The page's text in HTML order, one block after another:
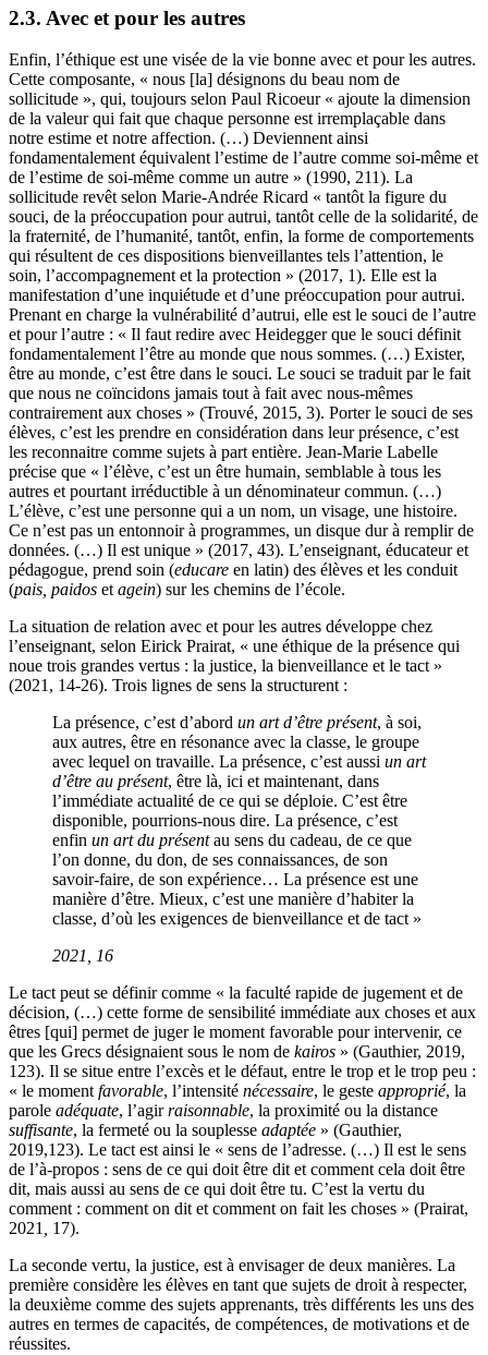
2.3. Avec et pour les autres
Enfin, l’éthique est une visée de la vie bonne avec et pour les autres.
Cette composante, « nous [la] désignons du beau nom de
sollicitude », qui, toujours selon Paul Ricoeur « ajoute la dimension
de la valeur qui fait que chaque personne est irremplaçable dans
notre estime et notre affection. (…) Deviennent ainsi
fondamentalement équivalent l’estime de l’autre comme soi-même et
de l’estime de soi-même comme un autre » (1990, 211). La
sollicitude revêt selon Marie-Andrée Ricard « tantôt la figure du
souci, de la préoccupation pour autrui, tantôt celle de la solidarité, de
la fraternité, de l’humanité, tantôt, enfin, la forme de comportements
qui résultent de ces dispositions bienveillantes tels l’attention, le
soin, l’accompagnement et la protection » (2017, 1). Elle est la
manifestation d’une inquiétude et d’une préoccupation pour autrui.
Prenant en charge la vulnérabilité d’autrui, elle est le souci de l’autre
et pour l’autre : « Il faut redire avec Heidegger que le souci définit
fondamentalement l’être au monde que nous sommes. (…) Exister,
être au monde, c’est être dans le souci. Le souci se traduit par le fait
que nous ne coïncidons jamais tout à fait avec nous-mêmes
contrairement aux choses » (Trouvé, 2015, 3). Porter le souci de ses
élèves, c’est les prendre en considération dans leur présence, c’est
les reconnaitre comme sujets à part entière. Jean-Marie Labelle
précise que « l’élève, c’est un être humain, semblable à tous les
autres et pourtant irréductible à un dénominateur commun. (…)
L’élève, c’est une personne qui a un nom, un visage, une histoire.
Ce n’est pas un entonnoir à programmes, un disque dur à remplir de
données. (…) Il est unique » (2017, 43). L’enseignant, éducateur et
pédagogue, prend soin (educare en latin) des élèves et les conduit
(pais, paidos et agein) sur les chemins de l’école.
La situation de relation avec et pour les autres développe chez
l’enseignant, selon Eirick Prairat, « une éthique de la présence qui
noue trois grandes vertus : la justice, la bienveillance et le tact »
(2021, 14-26). Trois lignes de sens la structurent :
La présence, c’est d’abord un art d’être présent, à soi,
aux autres, être en résonance avec la classe, le groupe
avec lequel on travaille. La présence, c’est aussi un art
d’être au présent, être là, ici et maintenant, dans
l’immédiate actualité de ce qui se déploie. C’est être
disponible, pourrions-nous dire. La présence, c’est
enfin un art du présentau sens du cadeau, de ce que
l’on donne, du don, de ses connaissances, de son
savoir-faire, de son expérience… La présence est une
manière d’être. Mieux, c’est une manière d’habiter la
classe, d’où les exigences de bienveillance et de tact »
2021
16
Le tact peut se définir comme « la faculté rapide de jugement et de
décision, (…) cette forme de sensibilité immédiate aux choses et aux
êtres [qui] permet de juger le moment favorable pour intervenir, ce
que les Grecs désignaient sous le nom de kairos » (Gauthier, 2019,
123). Il se situe entre l’excès et le défaut, entre le trop et le trop peu :
« le moment favorable, l’intensité nécessaire, le geste approprié, la
parole adéquate, l’agirraisonnable, la proximité ou la distance
suffisante, la fermeté ou la souplesse adaptée » (Gauthier,
2019,123). Le tact est ainsi le « sens de l’adresse. (…) Il est le sens
de l’à-propos : sens de ce qui doit être dit et comment cela doit être
dit, mais aussi au sens de ce qui doit être tu. C’est la vertu du
comment : comment on dit et comment on fait les choses » (Prairat,
2021
17).
La seconde vertu, la justice, est à envisager de deux manières. La
première considère les élèves en tant que sujets de droit à respecter,
la deuxième comme des sujets apprenants, très différents les uns des
autres en termes de capacités, de compétences, de motivations et de
réussites.